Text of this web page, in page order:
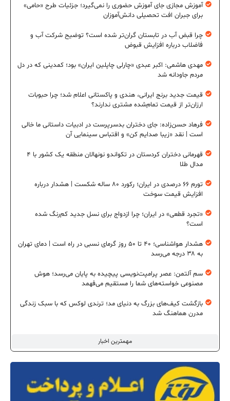
مهمترین اخبار
آموزش مجازی جای آموزش حضوری را نمی‌گیرد؛ جزئیات طرح «حامی»
برای جبران افت تحصیلی دانش‌آموزان
چرا قبض آب در تابستان گران‌تر شده است؟ توضیح شرکت آب و
فاضلاب درباره افزایش قبوض
مهدی هاشمی: اکبر عبدی «چارلی چاپلین ایران» بود؛ کمدینی که در دل
مردم جاودانه شد
قیمت جدید برنج ایرانی، هندی و پاکستانی اعلام شد؛ چرا حبوبات
ارزان‌تر از قیمت تمام‌شده مشتری ندارند؟
فرهاد حسن‌زاده: جای دختران بدسرپرست در ادبیات داستانی ما خالی
است | نقد «زیبا صدایم کن» و اقتباس سینمایی آن
قهرمانی دختران کردستان در تکواندو نونهالان منطقه یک کشور با ۴
مدال طلا
تورم ۶۶ درصدی در ایران؛ رکورد ۸۰ ساله شکست | هشدار درباره
افزایش قیمت سوخت
«تجرد قطعی» در ایران؛ چرا ازدواج برای نسل جدید کم‌رنگ شده
است؟
هشدار هواشناسی؛ ۴۰ تا ۵۰ روز گرمای نسبی در راه است | دمای تهران
به ۳۸ درجه می‌رسد
سم آلتمن: عصر پرامپت‌نویسی پیچیده به پایان می‌رسد؛ هوش
مصنوعی خواسته‌های شما را مستقیم می‌فهمد
بازگشت کیف‌های بزرگ به دنیای مد؛ ترندی لوکس که با سبک زندگی
مدرن هماهنگ شد